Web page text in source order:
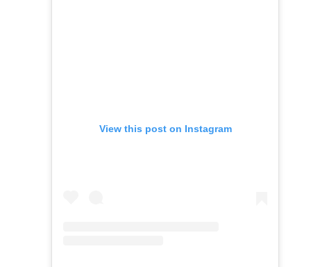
View this post on Instagram